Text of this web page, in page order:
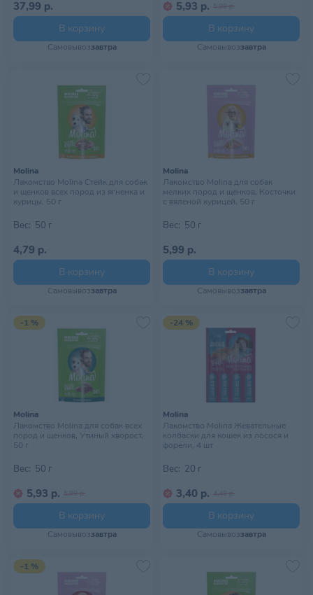
37,99 р.
В корзину
Самовывоззавтра
5,93 р. 5,99 р.
В корзину
Самовывоззавтра
Molina
Лакомство Molina Стейк для собак
и щенков всех пород из ягненка и
курицы, 50 г
Вес: 50 г
4,79 р.
В корзину
Самовывоззавтра
Molina
Лакомство Molina для собак
мелких пород и щенков, Косточки
с вяленой курицей, 50 г
Вес: 50 г
5,99 р.
В корзину
Самовывоззавтра
-1 %
Molina
Лакомство Molina для собак всех
пород и щенков, Утиный хворост,
50 г
Вес: 50 г
5,93 р. 5,99 р.
В корзину
Самовывоззавтра
-24 %
Molina
Лакомство Molina Жевательные
колбаски для кошек из лосося и
форели, 4 шт
Вес: 20 г
3,40 р. 4,49 р.
В корзину
Самовывоззавтра
-1 %